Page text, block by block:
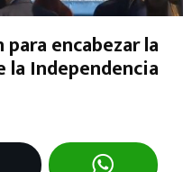
encabezar la
la Independencia